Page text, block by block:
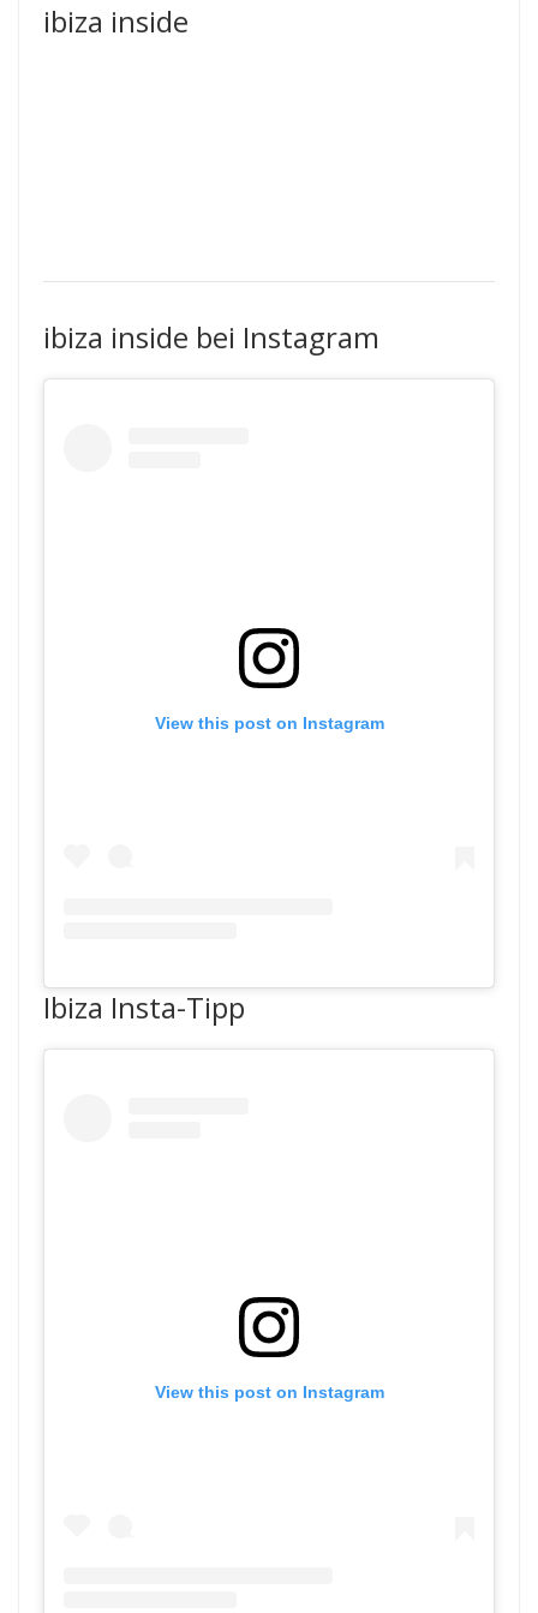
ibiza inside
ibiza inside bei Instagram
View this post on Instagram
Ibiza Insta-Tipp
View this post on Instagram